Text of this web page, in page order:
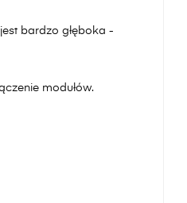
bardzo głęboka -
modułów.